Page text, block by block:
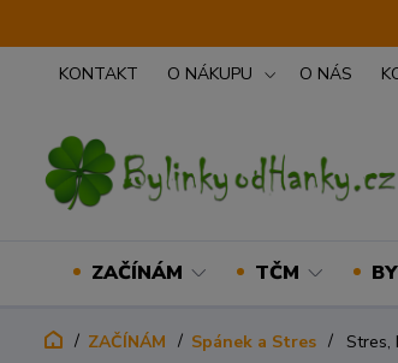
KONTAKT O NÁKUPU O NÁS
ZAČÍNÁM TČM
ZAČÍNÁM Spánek a Stres Stres,